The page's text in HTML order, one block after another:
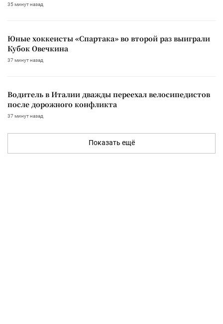
35 минут назад
Юные хоккеисты «Спартака» во второй раз выиграли
Кубок Овечкина
37 минут назад
Водитель в Италии дважды переехал велосипедистов
после дорожного конфликта
37 минут назад
Показать ещё